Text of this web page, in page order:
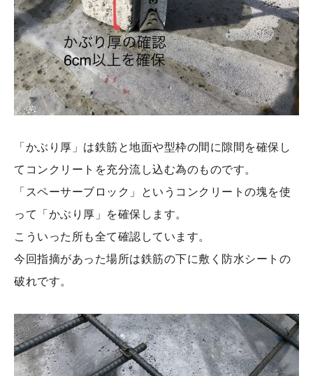
「かぶり厚」は鉄筋と地面や型枠の間に隙間を確保し
てコンクリートを充分流し込む為のものです。
「スペーサーブロック」というコンクリートの塊を使
って「かぶり厚」を確保します。
こういった所も全て確認しています。
今回指摘があった場所は鉄筋の下に敷く防水シートの
破れです。